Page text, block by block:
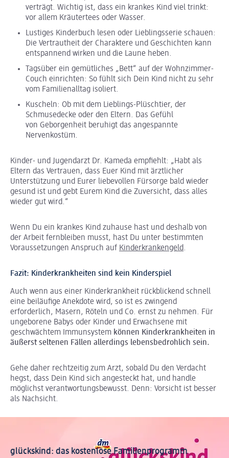
verträgt. Wichtig ist, dass ein krankes Kind viel trinkt:
vor allem Kräutertees oder Wasser.
Lustiges Kinderbuch lesen oder Lieblingsserie schauen:
Die Vertrautheit der Charaktere und Geschichten kann
entspannend wirken und die Laune heben.
Tagsüber ein gemütliches „Bett“ auf der Wohnzimmer-
Couch einrichten: So fühlt sich Dein Kind nicht zu sehr
vom Familienalltag isoliert.
Kuscheln: Ob mit dem Lieblings-Plüschtier, der
Schmusedecke oder den Eltern. Das Gefühl
von Geborgenheit beruhigt das angespannte
Nervenkostüm.
Kinder- und Jugendarzt Dr. Kameda empfiehlt: „Habt als
Eltern das Vertrauen, dass Euer Kind mit ärztlicher
Unterstützung und Eurer liebevollen Fürsorge bald wieder
gesund ist und gebt Eurem Kind die Zuversicht, dass alles
wieder gut wird.“
Wenn Du ein krankes Kind zuhause hast und deshalb von
der Arbeit fernbleiben musst, hast Du unter bestimmten
Voraussetzungen Anspruch auf Kinderkrankengeld.
Fazit: Kinderkrankheiten sind kein Kinderspiel
Auch wenn aus einer Kinderkrankheit rückblickend schnell
eine beiläufige Anekdote wird, so ist es zwingend
erforderlich, Masern, Röteln und Co. ernst zu nehmen. Für
ungeborene Babys oder Kinder und Erwachsene mit
geschwächtem Immunsystem können Kinderkrankheiten in
äußerst seltenen Fällen allerdings lebensbedrohlich sein.
Gehe daher rechtzeitig zum Arzt, sobald Du den Verdacht
hegst, dass Dein Kind sich angesteckt hat, und handle
möglichst verantwortungsbewusst. Denn: Vorsicht ist besser
als Nachsicht.
glückskind: das kostenlose Familienprogramm